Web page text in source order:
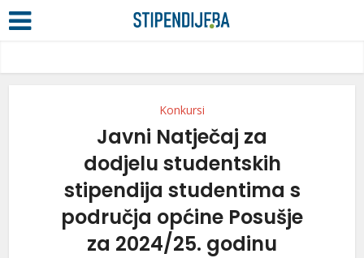
Konkursi
Javni Natječaj za
dodjelu studentskih
stipendija studentima s
područja općine Posušje
za 2024/25. godinu